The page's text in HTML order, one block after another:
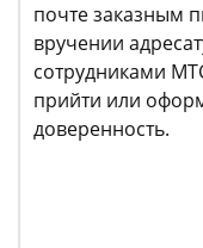
почте заказным
вручении
сотрудниками
прийти или
доверенность.